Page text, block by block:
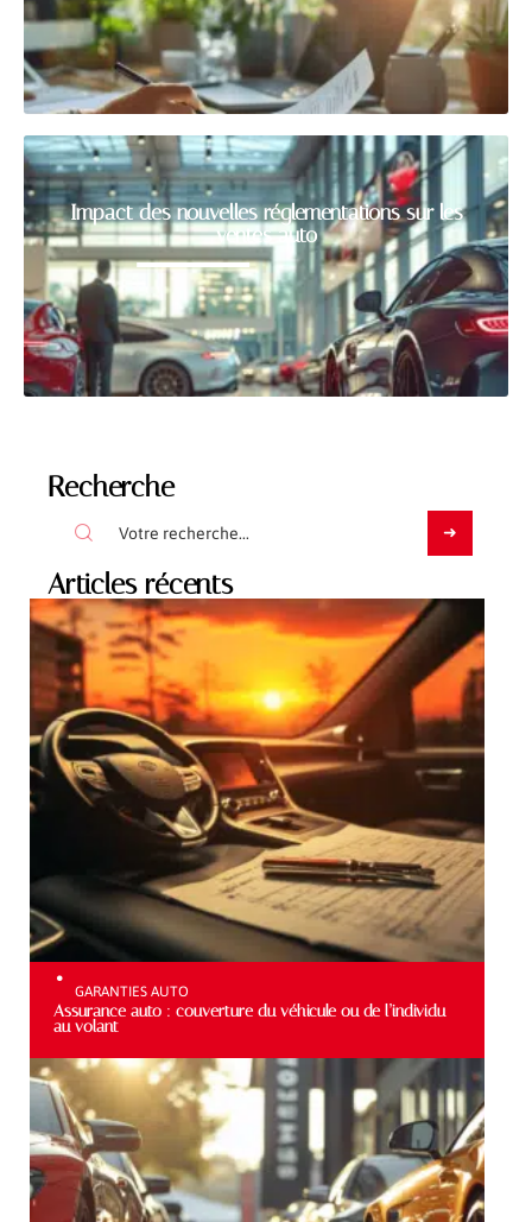
Impact des nouvelles réglementations sur les
ventes auto
Recherche
Articles récents
GARANTIES AUTO
Assurance auto : couverture du véhicule ou de l’individu
au volant